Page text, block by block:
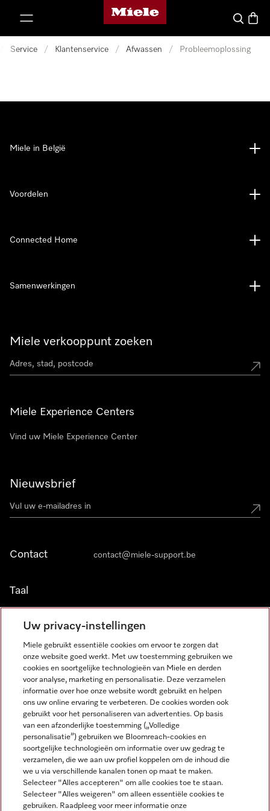
Miele homepage
Wat zoek
Service / Klantenservice / Afwassen / Probleemoplossing
Miele verkooppunt zoeken
Miele Experience Centers
Vind uw Miele Experience Center
Nieuwsbrief
Contact contact@miele-support.be
Taal
NEDERLANDS
Miele in België
Voordelen
Connected Home
Samenwerkingen
Wettelijke Informatie
Algemene voorwaarden
Privacybeleid
Miele op Facebook
Miele op Youtube
Miele op Instagram
Miele op Pinterest
Uw privacy-instellingen
Miele gebruikt essentiële cookies om ervoor te zorgen dat
onze website goed werkt. Met uw toestemming gebruiken we
cookies en soortgelijke technologieën van Miele en derden
voor analyse, marketing en personalisatie. Deze verzamelen
informatie over hoe onze website wordt gebruikt en helpen
ons uw online ervaring te verbeteren. De cookies worden ook
gebruikt voor het personaliseren van advertenties. Op basis
van een afzonderlijke toestemming („Volledige
personalisatie”) gebruiken we Bloomreach-cookies en
soortgelijke technologieën om informatie over uw gedrag te
verzamelen, die we aan uw profiel koppelen om de inhoud die
we u via verschillende kanalen tonen op maat te maken.
Selecteer "Alles accepteren" om alle cookies toe te staan.
Selecteer "Alles weigeren" om alleen essentiële cookies te
gebruiken. Raadpleeg voor meer informatie onze